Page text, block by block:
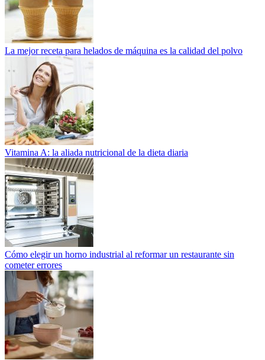
La mejor receta para helados de máquina es la calidad del polvo
Vitamina A: la aliada nutricional de la dieta diaria
Cómo elegir un horno industrial al reformar un restaurante sin
cometer errores